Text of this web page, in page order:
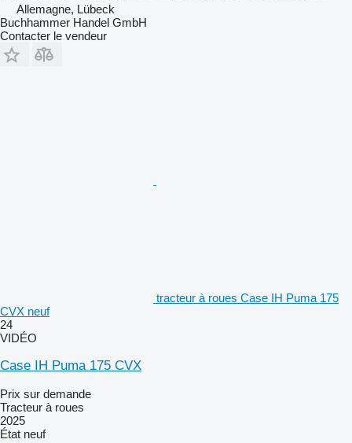
Allemagne, Lübeck
Buchhammer Handel GmbH
Contacter le vendeur
tracteur à roues Case IH Puma 175
CVX neuf
24
VIDÉO
Case IH Puma 175 CVX
Prix sur demande
Tracteur à roues
2025
État neuf